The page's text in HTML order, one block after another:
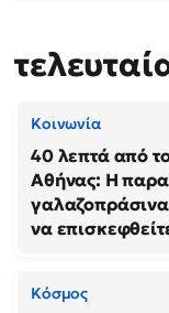
Κοινωνία
40 λεπτά από
Αθήνας: Η
γαλαζοπράσινα
να
Κόσμος